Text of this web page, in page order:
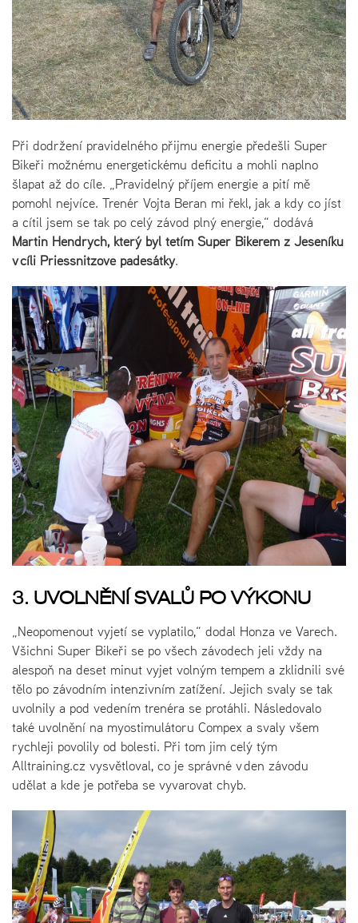
Při dodržení pravidelného přijmu energie předešli Super
Bikeři možnému energetickému deficitu a mohli naplno
šlapat až do cíle. „Pravidelný příjem energie a pití mě
pomohl nejvíce. Trenér Vojta Beran mi řekl, jak a kdy co jíst
a cítil jsem se tak po celý závod plný energie,“ dodává
Martin Hendrych, který byl tetím Super Bikerem z Jeseníku
v cíli Priessnitzově padesátky.
3. UVOLNĚNÍ SVALŮ PO VÝKONU
„Neopomenout vyjetí se vyplatilo,“ dodal Honza ve Varech.
Všichni Super Bikeři se po všech závodech jeli vždy na
alespoň na deset minut vyjet volným tempem a zklidnili své
tělo po závodním intenzivním zatížení. Jejich svaly se tak
uvolnily a pod vedením trenéra se protáhli. Následovalo
také uvolnění na myostimulátoru Compex a svaly všem
rychleji povolily od bolesti. Při tom jim celý tým
Alltraining.cz vysvětloval, co je správné v den závodu
udělat a kde je potřeba se vyvarovat chyb.